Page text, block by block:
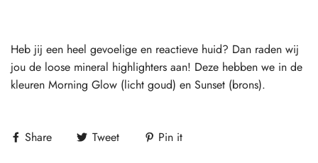
Heb jij een heel gevoelige en reactieve huid? Dan raden wij
jou de loose mineral highlighters aan! Deze hebben we in de
kleuren Morning Glow (licht goud) en Sunset (brons).
Share Tweet Pin it